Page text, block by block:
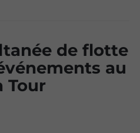
de flotte
au
Tour